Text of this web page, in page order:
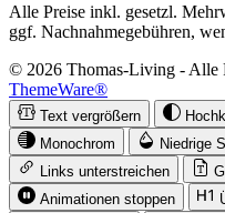
Alle Preise inkl. gesetzl.
ggf. Nachnahmegebühren,
© 2026 Thomas-Living - Alle
ThemeWare®
Text vergrößern
Monochrom
Niedrige
Links unterstreichen
Animationen stoppen